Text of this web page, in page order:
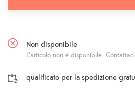
Non disponibile
L'articolo non è disponibile.
qualificato per la spedizione